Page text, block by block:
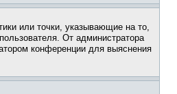
или точки, указывающие на то,
От администратора
конференции для выяснения